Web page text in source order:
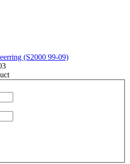
(S2000 99-09)